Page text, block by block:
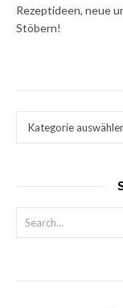
Rezeptideen, neue
Stöbern!